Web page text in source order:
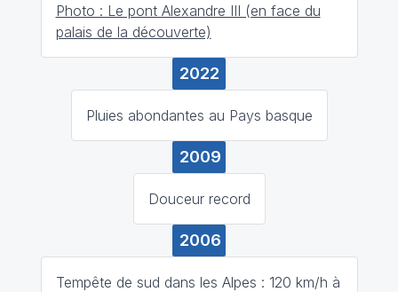
Photo : Le pont Alexandre III (en face du
palais de la découverte)
2022
Pluies abondantes au Pays basque
2009
Douceur record
2006
Tempête de sud dans les Alpes : 120 km/h à